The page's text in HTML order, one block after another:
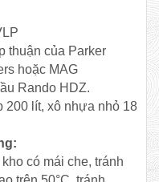
thuận của Parker
hoặc MAG
Rando HDZ.
200 lít, xô nhựa nhỏ 18
có mái che, tránh